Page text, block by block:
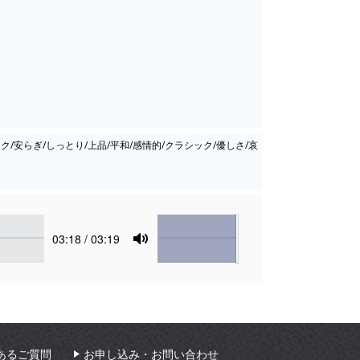
/安らぎ/しっとり/上品/平和/感情的/クラシック/優しさ/哀
Current
03:18 / 03:19
Mute
Volume
るご質問 お申し込み・お問い合わせ